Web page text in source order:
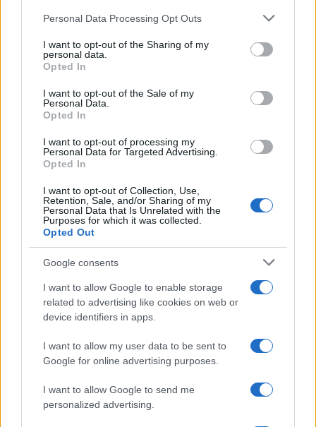
Please note that this website/app uses one or more Google
not limited to your visit or usage behaviour. You may click to
grant or deny consent to Google and its third-party tags to
use your data for below specified purposes in below Google
consent section.
Personal Data Processing Opt Outs
I want to opt-out of the Sharing of my
personal data.
Opted In
I want to opt-out of the Sale of my
Personal Data.
Opted In
I want to opt-out of processing my
Personal Data for Targeted Advertising.
Opted In
I want to opt-out of Collection, Use,
Retention, Sale, and/or Sharing of my
Personal Data that Is Unrelated with the
Purposes for which it was collected.
Opted Out
Google consents
I want to allow Google to enable storage
related to advertising like cookies on web or
device identifiers in apps.
I want to allow my user data to be sent to
Google for online advertising purposes.
I want to allow Google to send me
personalized advertising.
Δημιουργούνται ειδικά διαμορφωμένοι χώροι
δημιουργίας και παραγωγής περιεχομένου,
εξοπλισμένοι με σύγχρονα εργαλεία ήχου, εικόνας,
βίντεο και ψηφιακής παραγωγής, σε 500 δημόσια
σχολεία όλης της χώρας.
Επιμόρφωση εκπαιδευτικών
Περισσότεροι από 1.000 εκπαιδευτικοί θα
επιμορφωθούν σε θέματα ψηφιακού γραμματισμού και
Media Literacy